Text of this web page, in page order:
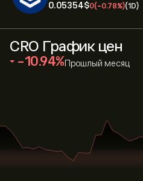
0.05354‎$‎0(-0.78%)(1D)
CRO График цен
‎-10.94‎ Прошлый месяц